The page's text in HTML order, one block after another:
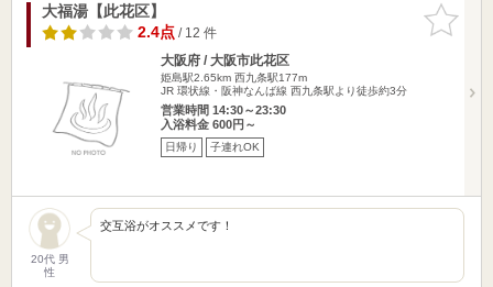
お気に入
りに追加
大福湯【此花区】
2.4点/ 12 件
大阪府 / 大阪市此花区
姫島駅2.65km 西九条駅177m
JR 環状線・阪神なんば線 西九条駅より徒歩約3分
営業時間 14:30～23:30
入浴料金 600円～
日帰り 子連れOK
20代 男
性
交互浴がオススメです！